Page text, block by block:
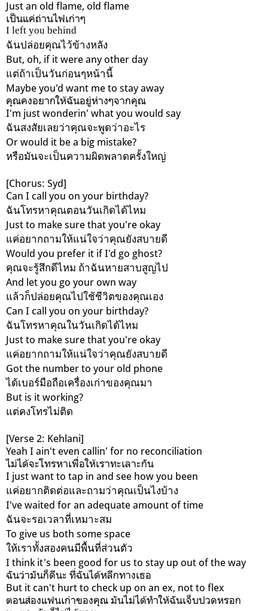
Just an old flame, old flame
เป็นแค่ถ่านไฟเก่าๆ
I left you behind
ฉันปล่อยคุณไว้ข้างหลัง
But, oh, if it were any other day
แต่ถ้าเป็นวันก่อนๆหน้านี้
Maybe you'd want me to stay away
คุณคงอยากให้ฉันอยู่ห่างๆจากคุณ
I'm just wonderin' what you would say
ฉันสงสัยเลยว่าคุณจะพูดว่าอะไร
Or would it be a big mistake?
หรือมันจะเป็นความผิดพลาดครั้งใหญ่
[Chorus: Syd]
Can I call you on your birthday?
ฉันโทรหาคุณตอนวันเกิดได้ไหม
Just to make sure that you're okay
แค่อยากถามให้แน่ใจว่าคุณยังสบายดี
Would you prefer it if I'd go ghost?
คุณจะรู้สึกดีไหม ถ้าฉันหายสาบสูญไป
And let you go your own way
แล้วก็ปล่อยคุณไปใช้ชีวิตของคุณเอง
Can I call you on your birthday?
ฉันโทรหาคุณในวันเกิดได้ไหม
Just to make sure that you're okay
แค่อยากถามให้แน่ใจว่าคุณยังสบายดี
Got the number to your old phone
ได้เบอร์มือถือเครื่องเก่าของคุณมา
But is it working?
แต่คงโทรไม่ติด
[Verse 2: Kehlani]
Yeah I ain't even callin' for no reconciliation
ไม่ได้จะโทรหาเพื่อให้เราทะเลาะกัน
I just want to tap in and see how you been
แค่อยากติดต่อและถามว่าคุณเป็นไงบ้าง
I've waited for an adequate amount of time
ฉันจะรอเวลาที่เหมาะสม
To give us both some space
ให้เราทั้งสองคนมีพื้นที่ส่วนตัว
I think it's been good for us to stay up out of the way
ฉันว่ามันก็ดีนะ ที่ฉันได้หลีกทางเธอ
But it can't hurt to check up on an ex, not to flex
ตอนส่องแฟนเก่าของคุณ มันไม่ได้ทำให้ฉันเจ็บปวดหรอก